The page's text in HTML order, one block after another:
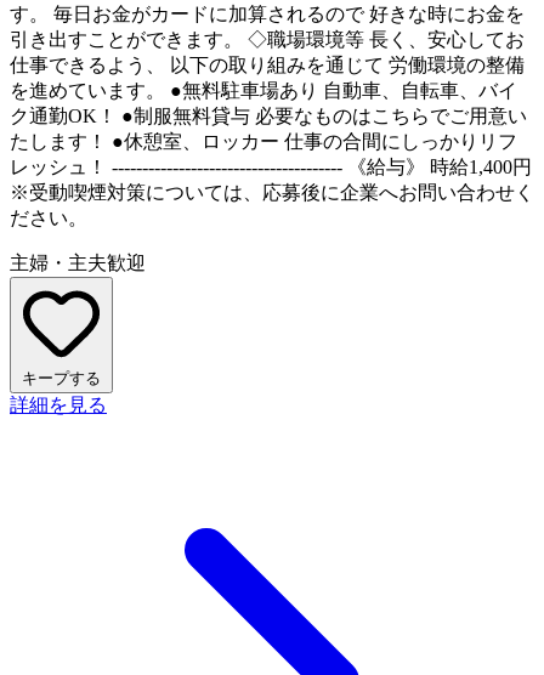
す。 毎日お金がカードに加算されるので 好きな時にお金を
引き出すことができます。 ◇職場環境等 長く、安心してお
仕事できるよう、 以下の取り組みを通じて 労働環境の整備
を進めています。 ●無料駐車場あり 自動車、自転車、バイ
ク通勤OK！ ●制服無料貸与 必要なものはこちらでご用意い
たします！ ●休憩室、ロッカー 仕事の合間にしっかりリフ
レッシュ！ -------------------------------------- 《給与》 時給1,400円
※受動喫煙対策については、応募後に企業へお問い合わせく
ださい。
主婦・主夫歓迎
キープする
詳細を見る